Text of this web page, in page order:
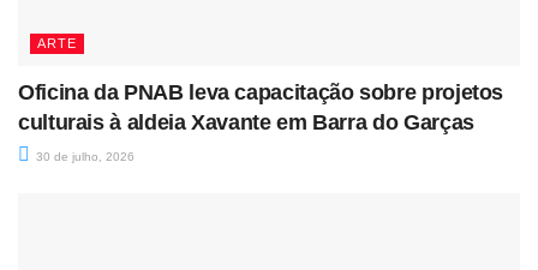
ARTE
Oficina da PNAB leva capacitação sobre projetos
culturais à aldeia Xavante em Barra do Garças
30 de julho, 2026